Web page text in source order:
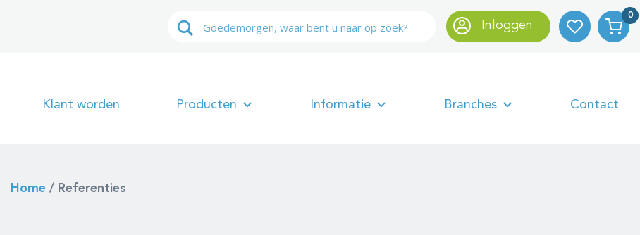
0
Inloggen
Klant worden Producten Informatie Branches Contact
Home/ Referenties